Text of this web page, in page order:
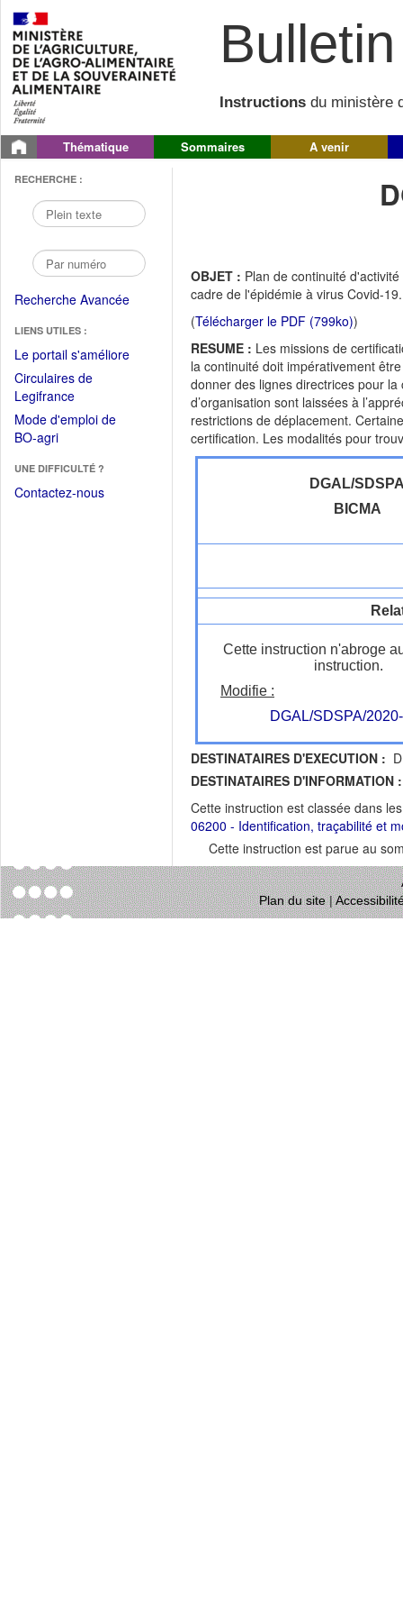
Instructions du ministère
Thématique Sommaires A venir
RECHERCHE :
Recherche Avancée
LIENS UTILES :
Le portail s'améliore(Fichier
Circulaires de
Legifrance(Ouvrir
dans
une
fenêtre)
Mode d'emploi de
BO-agri(Ouvrir
une
nouvelle
UNE DIFFICULTÉ ?
Contactez-nous
OBJET : Plan de continuité
cadre de l'épidémie à virus Covid-
(Télécharger le PDF (799ko))
RESUME : Les missions de
la continuité doit impérativement
donner des lignes directrices pour
d’organisation sont laissées à
restrictions de déplacement.
certification. Les modalités pour
DGAL/
BICMA
Cette instruction n'abroge
instruction.
Modifie :
DGAL/SDSPA/
DESTINATAIRES D'EXECUTION :
DESTINATAIRES D'INFORMATION :
Cette instruction est classée dans
06200 - Identification, traçabilité et
Cette instruction est parue au
Plan du site|